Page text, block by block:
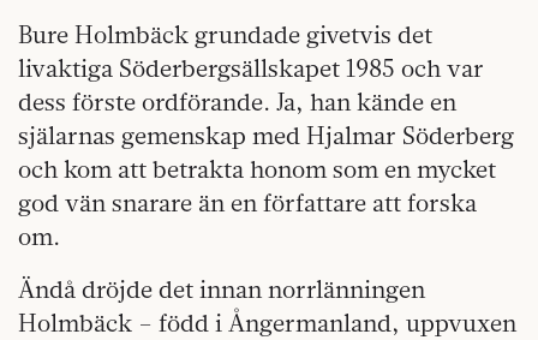
Bure Holmbäck grundade givetvis det
livaktiga Söderbergsällskapet 1985 och var
dess förste ordförande. Ja, han kände en
själarnas gemenskap med Hjalmar Söderberg
och kom att betrakta honom som en mycket
god vän snarare än en författare att forska
om.
Ändå dröjde det innan norrlänningen
Holmbäck – född i Ångermanland, uppvuxen